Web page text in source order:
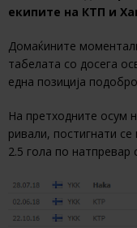
екипите на КТП и
Домаќините
табелата со досега
една позиција
На претходните осум
ривали, постигнати
2.5 гола по